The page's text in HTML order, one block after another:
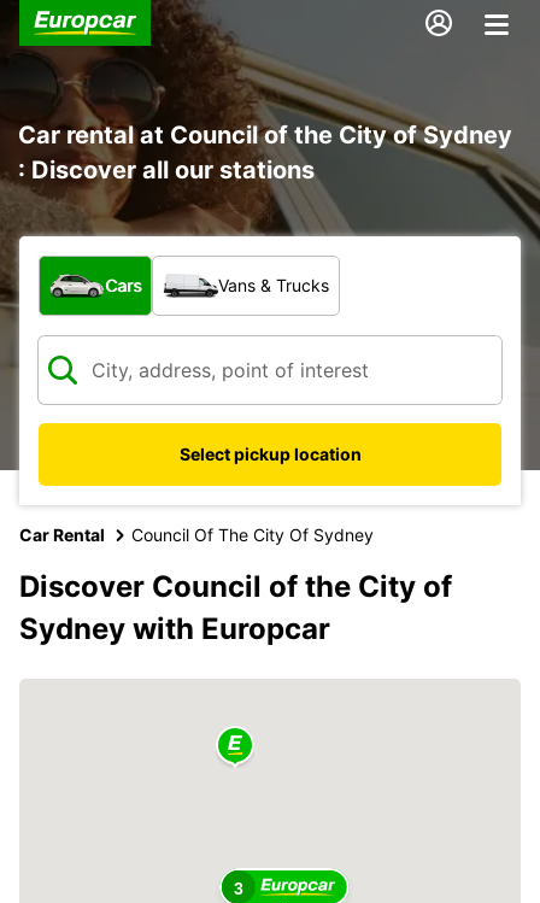
Car rental at Council of the City of Sydney
: Discover all our stations
What type of vehicle?
Cars Vans & Trucks
Select pickup location
Car Rental Council Of The City Of Sydney
Discover Council of the City of
Sydney with Europcar
3